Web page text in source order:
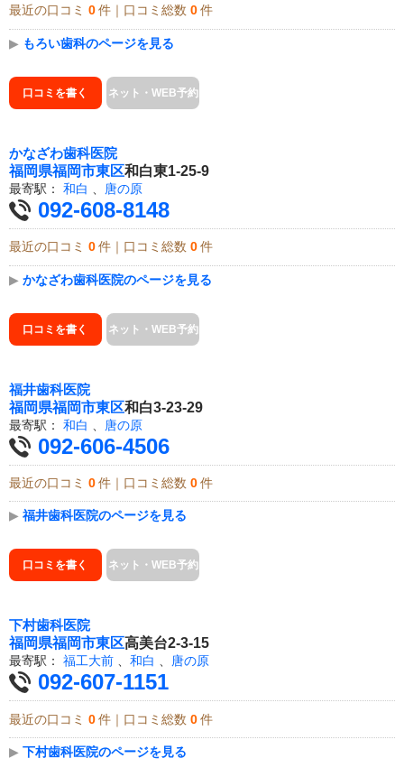
最近の口コミ 0 件｜口コミ総数 0 件
▶ もろい歯科のページを見る
口コミを書く ネット・WEB予約
かなざわ歯科医院
福岡県福岡市東区和白東1-25-9
最寄駅： 和白 唐の原
092-608-8148
最近の口コミ 0 件｜口コミ総数 0 件
▶ かなざわ歯科医院のページを見る
口コミを書く ネット・WEB予約
福井歯科医院
福岡県福岡市東区和白3-23-29
最寄駅： 和白 唐の原
092-606-4506
最近の口コミ 0 件｜口コミ総数 0 件
▶ 福井歯科医院のページを見る
口コミを書く ネット・WEB予約
下村歯科医院
福岡県福岡市東区高美台2-3-15
最寄駅： 福工大前 、 和白 、 唐の原
092-607-1151
最近の口コミ 0 件｜口コミ総数 0 件
▶ 下村歯科医院のページを見る